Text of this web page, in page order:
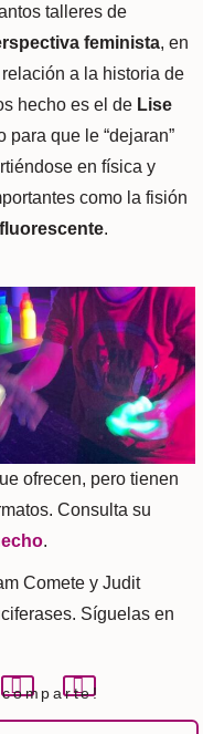
talleres de
feminista, en
a la historia de
hecho es el de Lise
para que le “dejaran”
en física y
como la fisión
fluorescente.
ofrecen, pero tienen
Consulta su
.
Comete y Judit
Síguelas en
comparte!